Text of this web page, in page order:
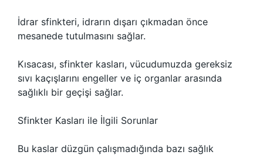
İdrar sfinkteri, idrarın dışarı çıkmadan önce
mesanede tutulmasını sağlar.
Kısacası, sfinkter kasları, vücudumuzda gereksiz
sıvı kaçışlarını engeller ve iç organlar arasında
sağlıklı bir geçişi sağlar.
Sfinkter Kasları ile İlgili Sorunlar
Bu kaslar düzgün çalışmadığında bazı sağlık